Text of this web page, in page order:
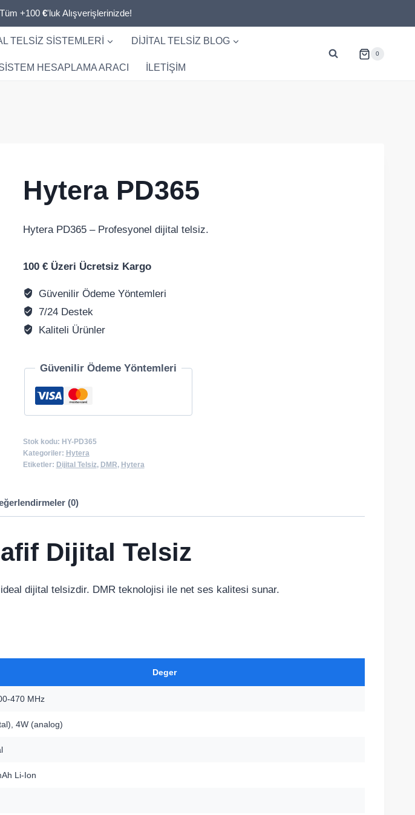
+100€'luk Alışverişlerinizde!
TELSIZ SISTEMLERI DIJITAL TELSIZ BLOG
HESAPLAMA ARACI İLETİŞİM
0
Hytera PD365
Hytera PD365 – Profesyonel dijital telsiz.
100 € Üzeri Ücretsiz Kargo
Güvenilir Ödeme Yöntemleri
7/24 Destek
Kaliteli Ürünler
Güvenilir Ödeme Yöntemleri
Stok kodu: HY-PD365
Kategoriler: Hytera
Etiketler: Dijital Telsiz, DMR, Hytera
(0)
Dijital Telsiz
dijital telsizdir. DMR teknolojisi ile net ses kalitesi sunar.
Deger
470 MHz
4W (analog)
Li-Ion